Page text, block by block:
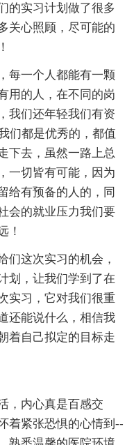
的实习计划做了很多
关心照顾，尽可能的
每一个人都能有一颗
用的人，在不同的岗
我们还年轻我们有资
们都是优秀的，都值
下去，虽然一路上总
一切皆有可能，因为
给有预备的人的，同
会的就业压力我们要
！
们这次实习的机会，
划，让我们学到了在
实习，它对我们很重
还能说什么，相信我
着自己拟定的目标走
，内心真是百感交
着紧张恐惧的心情到--